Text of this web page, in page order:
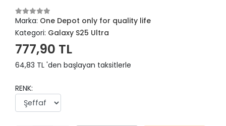
Marka: One Depot only for quality life
Kategori: Galaxy S25 Ultra
777,90 TL
64,83 TL 'den başlayan taksitlerle
RENK: